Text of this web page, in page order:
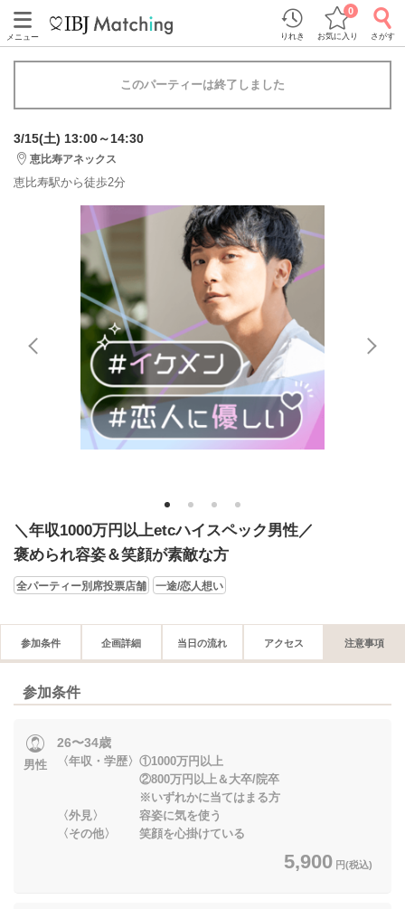
メニュー りれき お気に入り
0
さがす
このパーティーは終了しました
3/15(土) 13:00～14:30
恵比寿アネックス
恵比寿駅から徒歩2分
1 2 3 4
＼年収1000万円以上etcハイスペック男性／
褒められ容姿＆笑顔が素敵な方
全パーティー別席投票店舗 一途/恋人想い
参加条件 企画詳細 当日の流れ アクセス 注意事項
参加条件
男性
26〜34歳
〈年収・学歴〉①1000万円以上
②800万円以上＆大卒/院卒
※いずれかに当てはまる方
〈外見〉 容姿に気を使う
〈その他〉 笑顔を心掛けている
5,900 円(税込)